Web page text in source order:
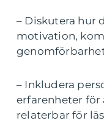
– Diskutera hur
motivation,
– Inkludera
erfarenheter
relaterbar för